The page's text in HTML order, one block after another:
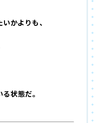
かよりも、
状態だ。